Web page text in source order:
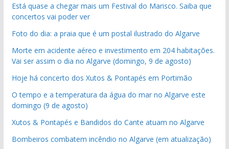
Está quase a chegar mais um Festival do Marisco. Saiba que
concertos vai poder ver
Foto do dia: a praia que é um postal ilustrado do Algarve
Morte em acidente aéreo e investimento em 204 habitações.
Vai ser assim o dia no Algarve (domingo, 9 de agosto)
Hoje há concerto dos Xutos & Pontapés em Portimão
O tempo e a temperatura da água do mar no Algarve este
domingo (9 de agosto)
Xutos & Pontapés e Bandidos do Cante atuam no Algarve
Bombeiros combatem incêndio no Algarve (em atualização)